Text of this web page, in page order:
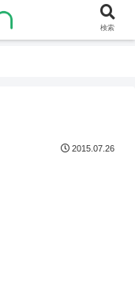
2015.07.26
検索